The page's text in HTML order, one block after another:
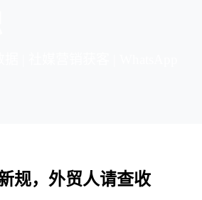
规，外贸人请查收